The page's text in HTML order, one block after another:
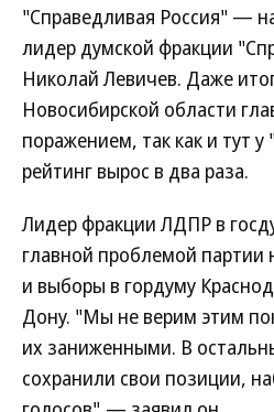
"Справедливая Россия" —
лидер думской фракции
Николай Левичев. Даже
Новосибирской области
поражением, так как и тут у
рейтинг вырос в два раза.
Лидер фракции ЛДПР в
главной проблемой партии
и выборы в гордуму
Дону. "Мы не верим этим
их заниженными. В
сохранили свои позиции,